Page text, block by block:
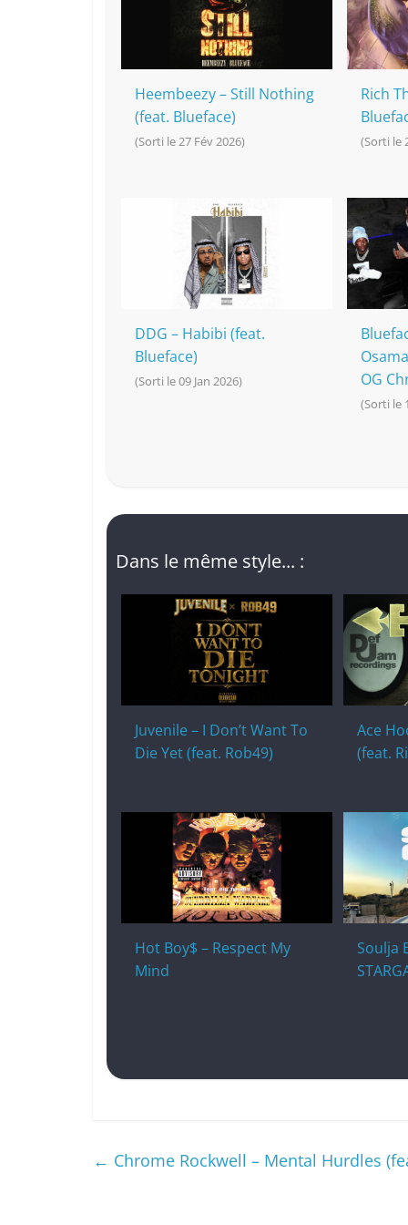
Heembeezy – Still Nothing
(feat. Blueface)
(Sorti le 27 Fév 2026)
Rich
(Sorti le
DDG – Habibi (feat.
Blueface)
(Sorti le 09 Jan 2026)
OG
(Sorti le
Dans le même style... :
Juvenile – I Don’t Want To
Die Yet (feat. Rob49)
Ace
(feat.
Hot Boy$ – Respect My
Mind
Soulja
← Chrome Rockwell – Mental Hurdles